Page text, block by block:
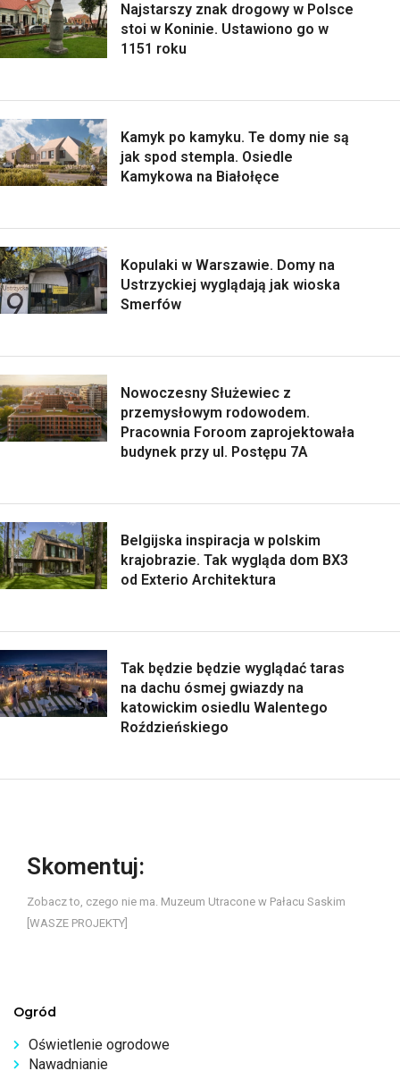
Najstarszy znak drogowy w Polsce
stoi w Koninie. Ustawiono go w
1151 roku
Kamyk po kamyku. Te domy nie są
jak spod stempla. Osiedle
Kamykowa na Białołęce
Kopulaki w Warszawie. Domy na
Ustrzyckiej wyglądają jak wioska
Smerfów
Nowoczesny Służewiec z
przemysłowym rodowodem.
Pracownia Foroom zaprojektowała
budynek przy ul. Postępu 7A
Belgijska inspiracja w polskim
krajobrazie. Tak wygląda dom BX3
od Exterio Architektura
Tak będzie będzie wyglądać taras
na dachu ósmej gwiazdy na
katowickim osiedlu Walentego
Roździeńskiego
Skomentuj:
Zobacz to, czego nie ma. Muzeum Utracone w Pałacu Saskim
[WASZE PROJEKTY]
Ogród
Oświetlenie ogrodowe
Nawadnianie